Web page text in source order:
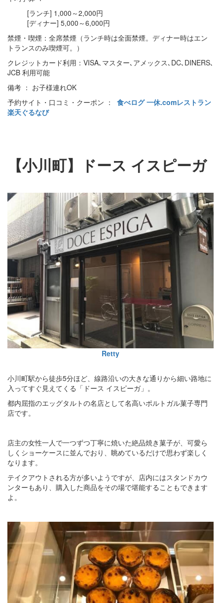
[ランチ] 1,000～2,000円
[ディナー] 5,000～6,000円
禁煙・喫煙：全席禁煙（ランチ時は全面禁煙。ディナー時はエン
トランスのみ喫煙可。）
クレジットカード利用：VISA､マスター､アメックス､DC､DINERS､
JCB 利用可能
備考 ： お子様連れOK
予約サイト・口コミ・クーポン ： 食べログ一休.comレストラン
楽天ぐるなび
【小川町】ドース イスピーガ
Retty
小川町駅から徒歩5分ほど、線路沿いの大きな通りから細い路地に
入ってすぐ見えてくる「ドース イスピーガ」。
都内屈指のエッグタルトの名店として名高いポルトガル菓子専門
店です。
店主の女性一人で一つずつ丁寧に焼いた絶品焼き菓子が、可愛ら
しくショーケースに並んでおり、眺めているだけで思わず楽しく
なります。
テイクアウトされる方が多いようですが、店内にはスタンドカウ
ンターもあり、購入した商品をその場で堪能することもできます
よ。